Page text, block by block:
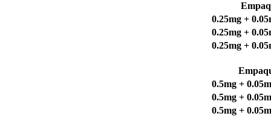
0.25mg +
0.25mg +
0.25mg +
0.5mg +
0.5mg +
0.5mg +